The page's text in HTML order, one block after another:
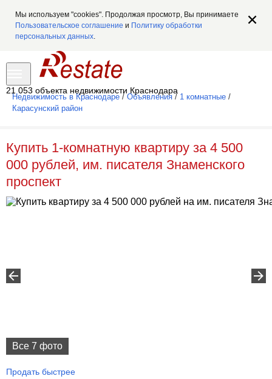
Мы используем "cookies". Продолжая просмотр, Вы принимаете
Пользовательское соглашение и Политику обработки
персональных данных.
21 053 объекта недвижимости Краснодара
Недвижимость в Краснодаре / Объявления / 1 комнатные /
Карасунский район
Купить 1-комнатную квартиру за 4 500
000 рублей, им. писателя Знаменского
проспект
Все 7 фото
Продать быстрее